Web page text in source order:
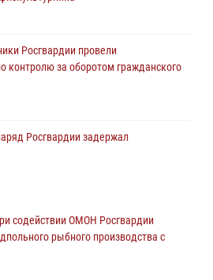
Росгвардии провели
контролю за оборотом гражданского
Росгвардии задержал
оперативно задержали
устройства рядом с жилыми
содействии ОМОН Росгвардии
рыбного производства с